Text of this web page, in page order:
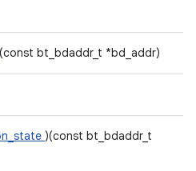
bt_bdaddr_t *bd_addr)
)(const bt_bdaddr_t